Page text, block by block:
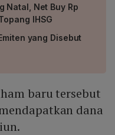
Natal, Net Buy Rp
IHSG
yang Disebut
baru tersebut
dana